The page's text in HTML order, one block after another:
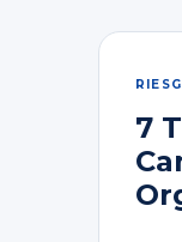
7